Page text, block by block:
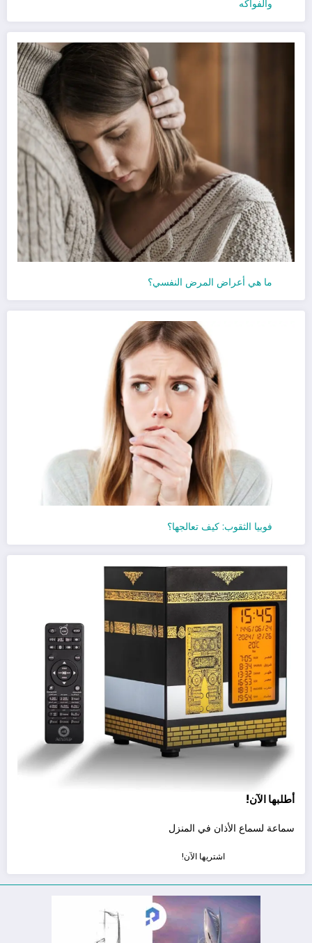
والفواكه
ما هي أعراض المرض النفسي؟
فوبيا الثقوب: كيف تعالجها؟
أطلبها الآن!
سماعة لسماع الأذان في المنزل
اشتريها الآن!